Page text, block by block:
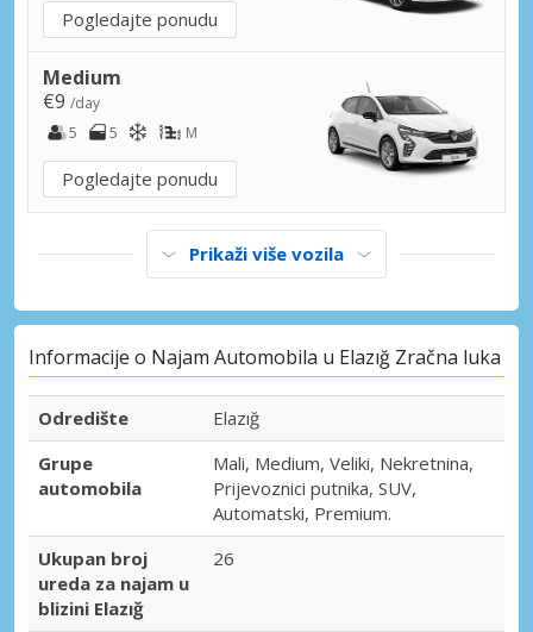
Pogledajte ponudu
Medium
€9 /day
5
5 M
Pogledajte ponudu
Prikaži više vozila
Informacije o Najam Automobila u Elazığ Zračna luka
Odredište
Elazığ
Grupe
automobila
Mali, Medium, Veliki, Nekretnina,
Prijevoznici putnika, SUV,
Automatski, Premium.
Ukupan broj
ureda za najam u
blizini Elazığ
26